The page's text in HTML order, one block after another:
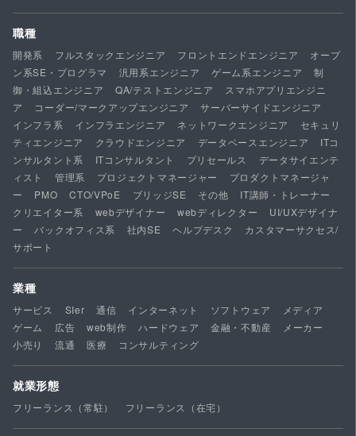
職種
開発系 フルスタックエンジニア フロントエンドエンジニア
オープ
ン系SE・プログラマ
汎用系エンジニア ゲーム系エンジニア
制
御・組込エンジニア
QA/テストエンジニア
スマホアプリエンジニ
ア
コーダー/マークアップエンジニア
サーバーサイドエンジニア
インフラ系
インフラエンジニア ネットワークエンジニア
セキュリ
ティエンジニア
クラウドエンジニア データベースエンジニア
ITコ
ンサルタント系
ITコンサルタント プリセールス
データサイエンテ
ィスト
管理系 プロジェクトマネージャー
プロダクトマネージャ
ー
PMO CTO/VPoE ブリッジSE その他
IT講師・トレーナー
クリエイター系
webデザイナー webディレクター
UI/UXデザイナ
ー
バックオフィス系 社内SE ヘルプデスク
カスタマーサクセス/
サポート
業種
サービス SIer 通信 インターネット ソフトウェア
メディア
ゲーム
広告 web制作 ハードウェア 金融・不動産
メーカー
小売り
流通 医療 コンサルティング
就業形態
フリーランス（常駐） フリーランス（在宅）